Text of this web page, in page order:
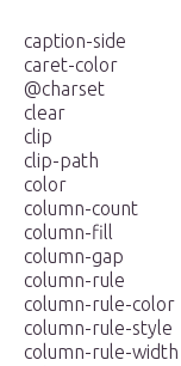
caption-side
caret-color
@charset
clear
clip
clip-path
color
column-count
column-fill
column-gap
column-rule
column-rule-color
column-rule-style
column-rule-width